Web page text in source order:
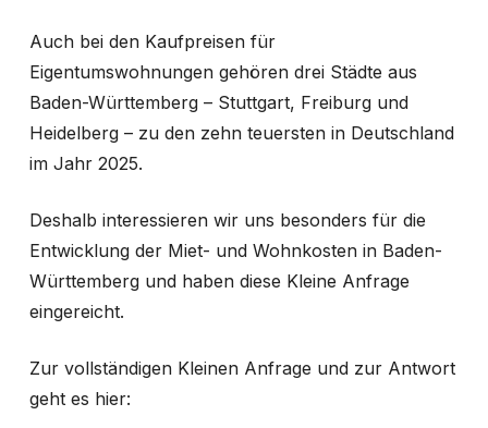
Auch bei den Kaufpreisen für
Eigentumswohnungen gehören drei Städte aus
Baden-Württemberg – Stuttgart, Freiburg und
Heidelberg – zu den zehn teuersten in Deutschland
im Jahr 2025.
Deshalb interessieren wir uns besonders für die
Entwicklung der Miet- und Wohnkosten in Baden-
Württemberg und haben diese Kleine Anfrage
eingereicht.
Zur vollständigen Kleinen Anfrage und zur Antwort
geht es hier: